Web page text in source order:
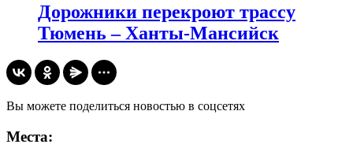
Дорожники перекроют трассу
Тюмень – Ханты-Мансийск
Вы можете поделиться новостью в соцсетях
Места: